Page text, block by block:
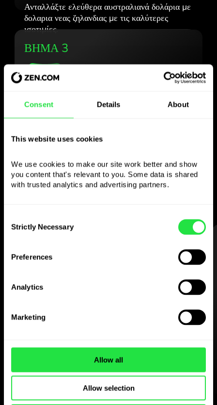
Consent Details About
This website uses cookies
We use cookies to make our site work better and show
you content that's relevant to you. Some data is shared
with trusted analytics and advertising partners.
Selection
Strictly Necessary
Preferences
Analytics
Marketing
Allow all
Allow selection
Ανταλλάξτε ελεύθερα αυστραλιανά δολάρια με
δολαρια νεας ζηλανδιας με τις καλύτερες
ισοτιμίες.
ΒΗΜΑ 3
Χρησιμοποιήστε το
όπως θέλετε
Στείλτε χρήματα στο εξωτερικό,
κάντε ανάληψη από ATM χωρίς
την εφαρμογή ZEN.COM
Κατεβάστε την εφαρμογή
και εγγραφείτε σε λίγα λεπτά.
Ανταλλαγή στην εφαρμογή